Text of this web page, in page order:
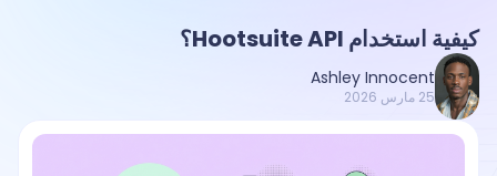
كيفية استخدام Hootsuite API؟
Ashley Innocent
25 مارس 2026